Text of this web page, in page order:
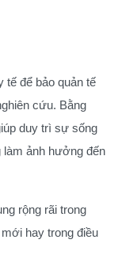
để bảo quản tế
cứu. Bằng
duy trì sự sống
làm ảnh hưởng đến
rộng rãi trong
hay trong điều